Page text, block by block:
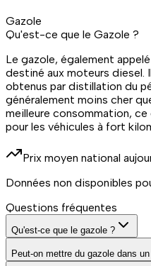
Gazole
Qu'est-ce que le Gazole ?
Le gazole, également
destiné aux moteurs diesel.
obtenus par distillation du
généralement moins cher
meilleure consommation,
pour les véhicules à fort
Prix moyen national
Données non disponibles
Questions fréquentes
Qu'est-ce que le gazole ?
Peut-on mettre du gazole dans